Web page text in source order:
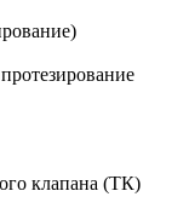
клапана (ТК)